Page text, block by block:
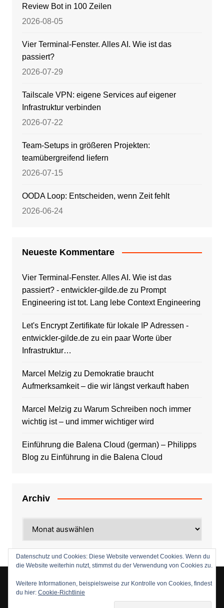
Review Bot in 100 Zeilen
2026-08-05
Vier Terminal-Fenster. Alles AI. Wie ist das
passiert?
2026-07-29
Tailscale VPN: eigene Services auf eigener
Infrastruktur verbinden
2026-07-22
Team-Setups in größeren Projekten:
teamübergreifend liefern
2026-07-15
OODA Loop: Entscheiden, wenn Zeit fehlt
2026-06-24
Neueste Kommentare
Vier Terminal-Fenster. Alles AI. Wie ist das
passiert? - entwickler-gilde.dezu Prompt
Engineering ist tot. Lang lebe Context Engineering
Let's Encrypt Zertifikate für lokale IP Adressen -
entwickler-gilde.dezu ein paar Worte über
Infrastruktur…
Marcel Melzig zu Demokratie braucht
Aufmerksamkeit – die wir längst verkauft haben
Marcel Melzig zu Warum Schreiben noch immer
wichtig ist – und immer wichtiger wird
Einführung die Balena Cloud (german) – Philipps
Blog zu Einführung in die Balena Cloud
Archiv
Copyright © 2026 entwickler-gilde.de. Alle Rechte
Datenschutz und Cookies: Diese Website verwendet Cookies. Wenn du
die Website weiterhin nutzt, stimmst du der Verwendung von Cookies zu.
Weitere Informationen, beispielsweise zur Kontrolle von Cookies, findest
du hier: Cookie-Richtlinie